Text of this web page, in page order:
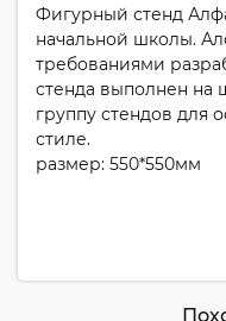
Фигурный стенд
начальной школы.
требованиями
стенда выполнен на
группу стендов для
стиле.
размер: 550*550мм